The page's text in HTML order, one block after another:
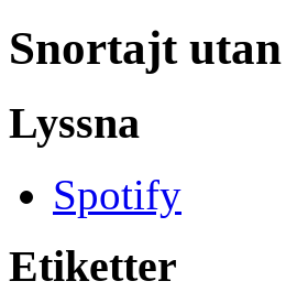
Snortajt
Lyssna
Spotify
Etiketter